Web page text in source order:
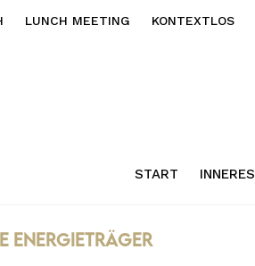
LUNCH MEETING KONTEXTLOS
START INNERES
Energieträger